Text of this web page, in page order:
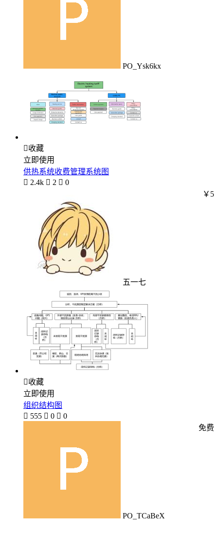
PO_Ysk6kx
收藏
立即使用
供热系统收费管理系统图
 2.4k  2  0
五一七
￥5
收藏
立即使用
组织结构图
 555  0  0
PO_TCaBeX
免费